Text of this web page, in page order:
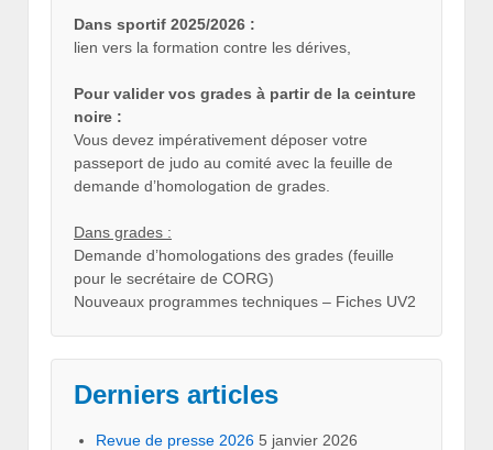
Dans sportif 2025/2026 :
lien vers la formation contre les dérives,
Pour valider vos grades à partir de la ceinture
noire :
Vous devez impérativement déposer votre
passeport de judo au comité avec la feuille de
demande d’homologation de grades.
Dans grades :
Demande d’homologations des grades (feuille
pour le secrétaire de CORG)
Nouveaux programmes techniques – Fiches UV2
Derniers articles
Revue de presse 2026 5 janvier 2026